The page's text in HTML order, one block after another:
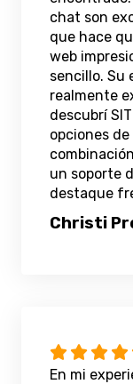
chat son
que hace
web
sencillo. Su
realmente
descubrí
opciones
un soporte
destaque
Christi
En mi